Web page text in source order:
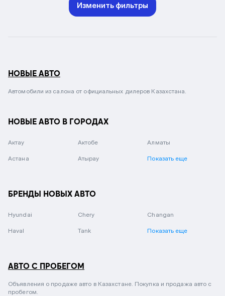
Изменить фильтры
НОВЫЕ АВТО
Автомобили из салона от официальных дилеров Казахстана.
НОВЫЕ АВТО В ГОРОДАХ
Актау Актобе Алматы
Астана Атырау Показать еще
БРЕНДЫ НОВЫХ АВТО
Hyundai Chery Changan
Haval Tank Показать еще
АВТО С ПРОБЕГОМ
Объявления о продаже авто в Казахстане. Покупка и продажа авто с
пробегом.